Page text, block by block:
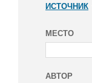
ИСТОЧНИК
МЕСТО
АВТОР